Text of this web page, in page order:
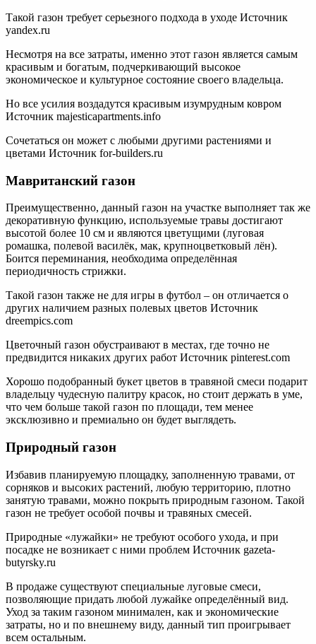
Такой газон требует серьезного подхода в уходе Источник
yandex.ru
Несмотря на все затраты, именно этот газон является самым
красивым и богатым, подчеркивающий высокое
экономическое и культурное состояние своего владельца.
Но все усилия воздадутся красивым изумрудным ковром
Источник majesticapartments.info
Сочетаться он может с любыми другими растениями и
цветами Источник for-builders.ru
Мавританский газон
Преимущественно, данный газон на участке выполняет так же
декоративную функцию, используемые травы достигают
высотой более 10 см и являются цветущими (луговая
ромашка, полевой василёк, мак, крупноцветковый лён).
Боится переминания, необходима определённая
периодичность стрижки.
Такой газон также не для игры в футбол – он отличается о
других наличием разных полевых цветов Источник
dreempics.com
Цветочный газон обустраивают в местах, где точно не
предвидится никаких других работ Источник pinterest.com
Хорошо подобранный букет цветов в травяной смеси подарит
владельцу чудесную палитру красок, но стоит держать в уме,
что чем больше такой газон по площади, тем менее
эксклюзивно и премиально он будет выглядеть.
Природный газон
Избавив планируемую площадку, заполненную травами, от
сорняков и высоких растений, любую территорию, плотно
занятую травами, можно покрыть природным газоном. Такой
газон не требует особой почвы и травяных смесей.
Природные «лужайки» не требуют особого ухода, и при
посадке не возникает с ними проблем Источник gazeta-
butyrsky.ru
В продаже существуют специальные луговые смеси,
позволяющие придать любой лужайке определённый вид.
Уход за таким газоном минимален, как и экономические
затраты, но и по внешнему виду, данный тип проигрывает
всем остальным.